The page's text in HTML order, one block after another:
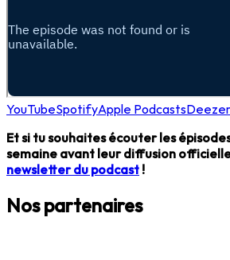
YouTubeSpotifyApple PodcastsDeezer
Et si tu souhaites écouter les
semaine avant leur diffusion
newsletter du podcast !
Nos partenaires